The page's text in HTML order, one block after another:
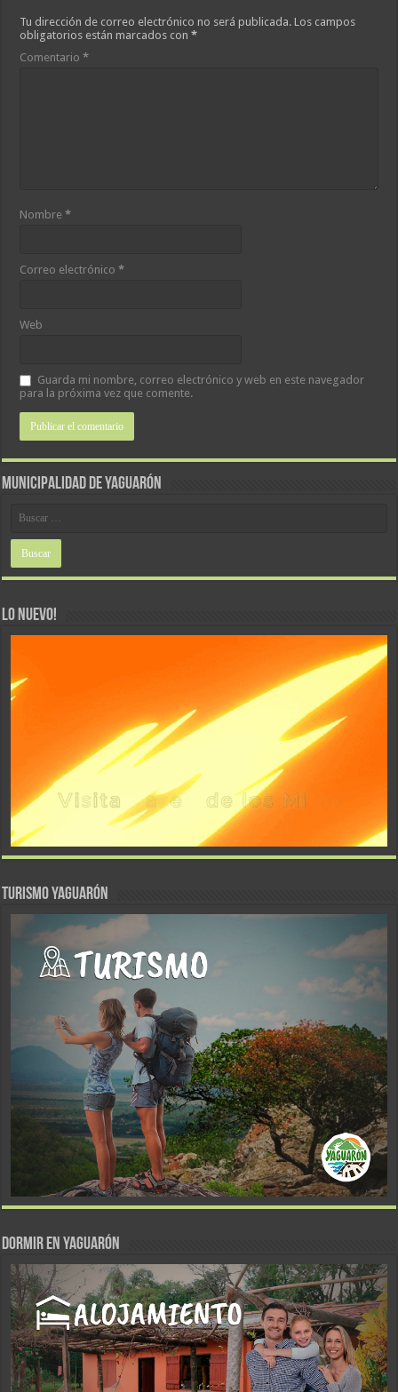
Tu dirección de correo electrónico no será publicada. Los campos
obligatorios están marcados con*
Comentario*
Nombre*
Correo electrónico*
Web
Guarda mi nombre, correo electrónico y web en este navegador
para la próxima vez que comente.
MUNICIPALIDAD DE YAGUARÓN
LO NUEVO!
TURISMO YAGUARÓN
DORMIR EN YAGUARÓN